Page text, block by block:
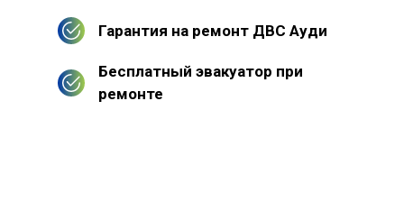
Гарантия на ремонт ДВС Ауди
Бесплатный эвакуатор при
ремонте